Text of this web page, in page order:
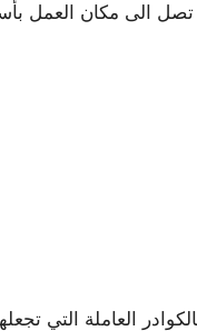
الى مكان العمل
العاملة التي